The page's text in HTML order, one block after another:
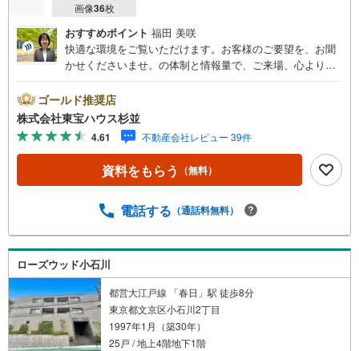
画像36枚
おすすめポイント 福田 美咲
快適な環境をご覧いただけます。お客様のご要望を、お聞
かせくださいませ。の体制と情報量で、ご来場、心よりお
「未来カレンダー」のご提案。・ 未来に起こるであろうご
自宅リフォームをオンライン上でご提案「ミラカレクラ
ブ」。・ 不動産売却時、ご自宅を綺麗にかつ瀟洒にさせる
CG加工ホームステイジングサービス。・ 購入者様へ、税
理士による確定申告の無料セミナーをご招待いたします。
◆ご予約に際して◆日時のご希望をお伝えください。（も
（居住中物件）の手配が必要な場合がございますのでご容
案内が可能となりますのでお手数ですがご一報ください。
◆物件のご案内は◆弊社へのご来社、お客様宅へのお迎
え・最寄駅での待ち合わせ、物件周辺のコンビニ等でお待
ち合わせなど、ご希望をお伝えください。ご希望条件をお
伝え頂けましたら、ご見学希望物件以外の資料も用意して
参ります。もちろん他の物件も併せてご案内させていただ
きます。
ゴールド推奨店
株式会社東宝ハウス杉並
4.61 不動産会社レビュー 39件
資料をもらう （無料）
電話する （通話料無料）
ローズウッド小石川
都営大江戸線 「春日」駅 徒歩8分
東京都文京区小石川2丁目
1997年1月（築30年）
25戸 / 地上4階地下1階